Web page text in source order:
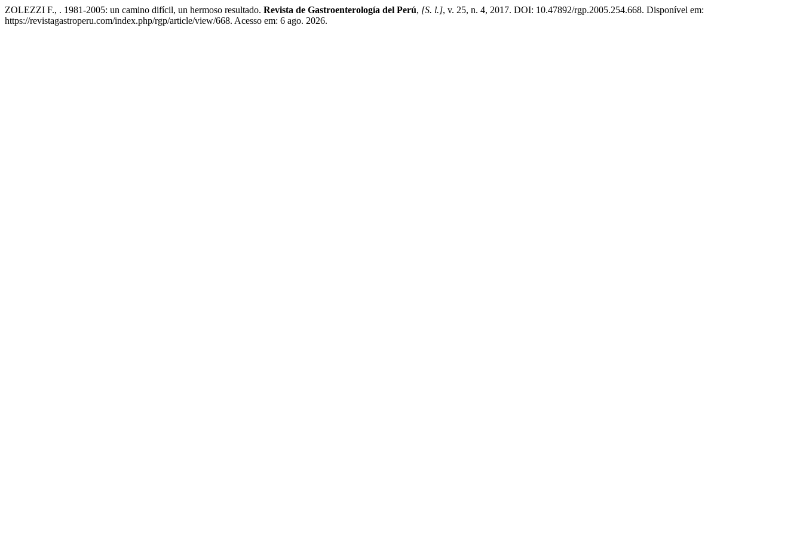
ZOLEZZI F., . 1981-2005: un camino difícil, un hermoso resultado. Revista de Gastroenterología del Perú, [S. l.], v. 25, n. 4, 2017. DOI: 10.47892/rgp.2005.254.668. Disponível em:
https://revistagastroperu.com/index.php/rgp/article/view/668. Acesso em: 6 ago. 2026.